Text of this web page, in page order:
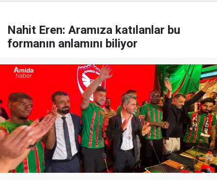
Nahit Eren: Aramıza katılanlar bu
formanın anlamını biliyor